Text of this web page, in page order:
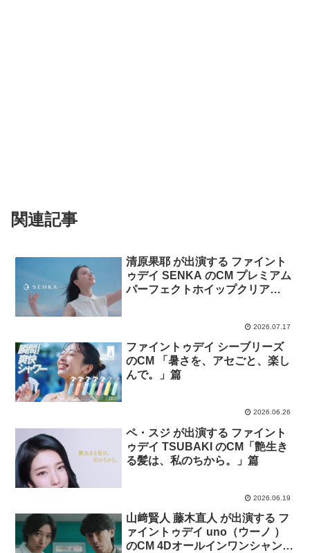
関連記事
清原果耶 が出演する ファイント
ゥデイ SENKA のCM プレミアム
パーフェクトホイップクリア
2026.07.17
ファイントゥデイ シーブリーズ
のCM 「暑さを、アセごと、楽し
んで。」篇
2026.06.26
ペ・スジ が出演する ファイント
ゥデイ TSUBAKI のCM「艶生き
る髪は、私のちから。」篇
2026.06.19
山﨑賢人 藤木直人 が出演する フ
ァイントゥデイ uno（ウーノ ）
のCM 4Dオールインワンシャンプ